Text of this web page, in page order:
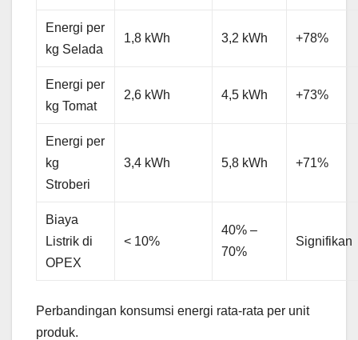
Energi per
kg Selada
1,8 kWh 3,2 kWh +78%
Energi per
kg Tomat
2,6 kWh 4,5 kWh +73%
Energi per
kg
Stroberi
3,4 kWh 5,8 kWh +71%
Biaya
Listrik di
OPEX
< 10%
40% –
70%
Signifikan
Perbandingan konsumsi energi rata-rata per unit
produk.